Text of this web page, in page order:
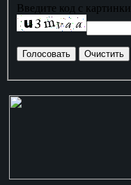
Введите код с картинки